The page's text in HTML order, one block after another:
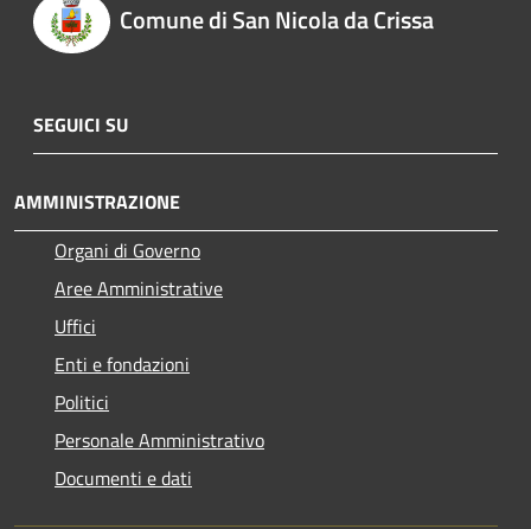
Comune di San Nicola da Crissa
SEGUICI SU
AMMINISTRAZIONE
Organi di Governo
Aree Amministrative
Uffici
Enti e fondazioni
Politici
Personale Amministrativo
Documenti e dati